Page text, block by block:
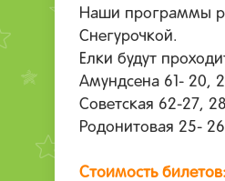
Наши программы
Снегурочкой.
Елки будут
Амундсена 61- 20,
Советская 62-27,
Родонитовая 25-
Стоимость билетов: